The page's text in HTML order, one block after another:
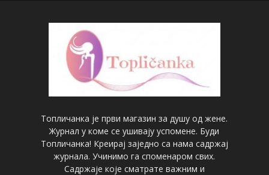
Топличанка је први магазин за душу од жене.
Журнал у коме се ушивају успомене. Буди
Топличанка! Креирај заједно са нама садржај
журнала. Учинимо га споменаром свих.
Садржаје које сматрате важним и